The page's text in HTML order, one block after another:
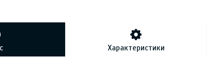
Характеристики